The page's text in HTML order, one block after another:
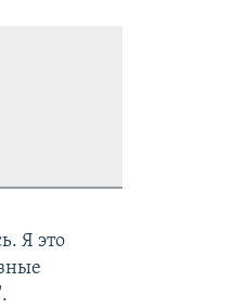
Я это